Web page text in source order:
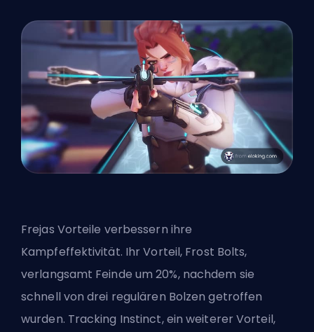
Frejas Vorteile verbessern ihre
Kampfeffektivität. Ihr Vorteil, Frost Bolts,
verlangsamt Feinde um 20%, nachdem sie
schnell von drei regulären Bolzen getroffen
wurden. Tracking Instinct, ein weiterer Vorteil,